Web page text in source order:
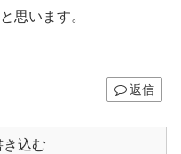
思います。
返信
き込む